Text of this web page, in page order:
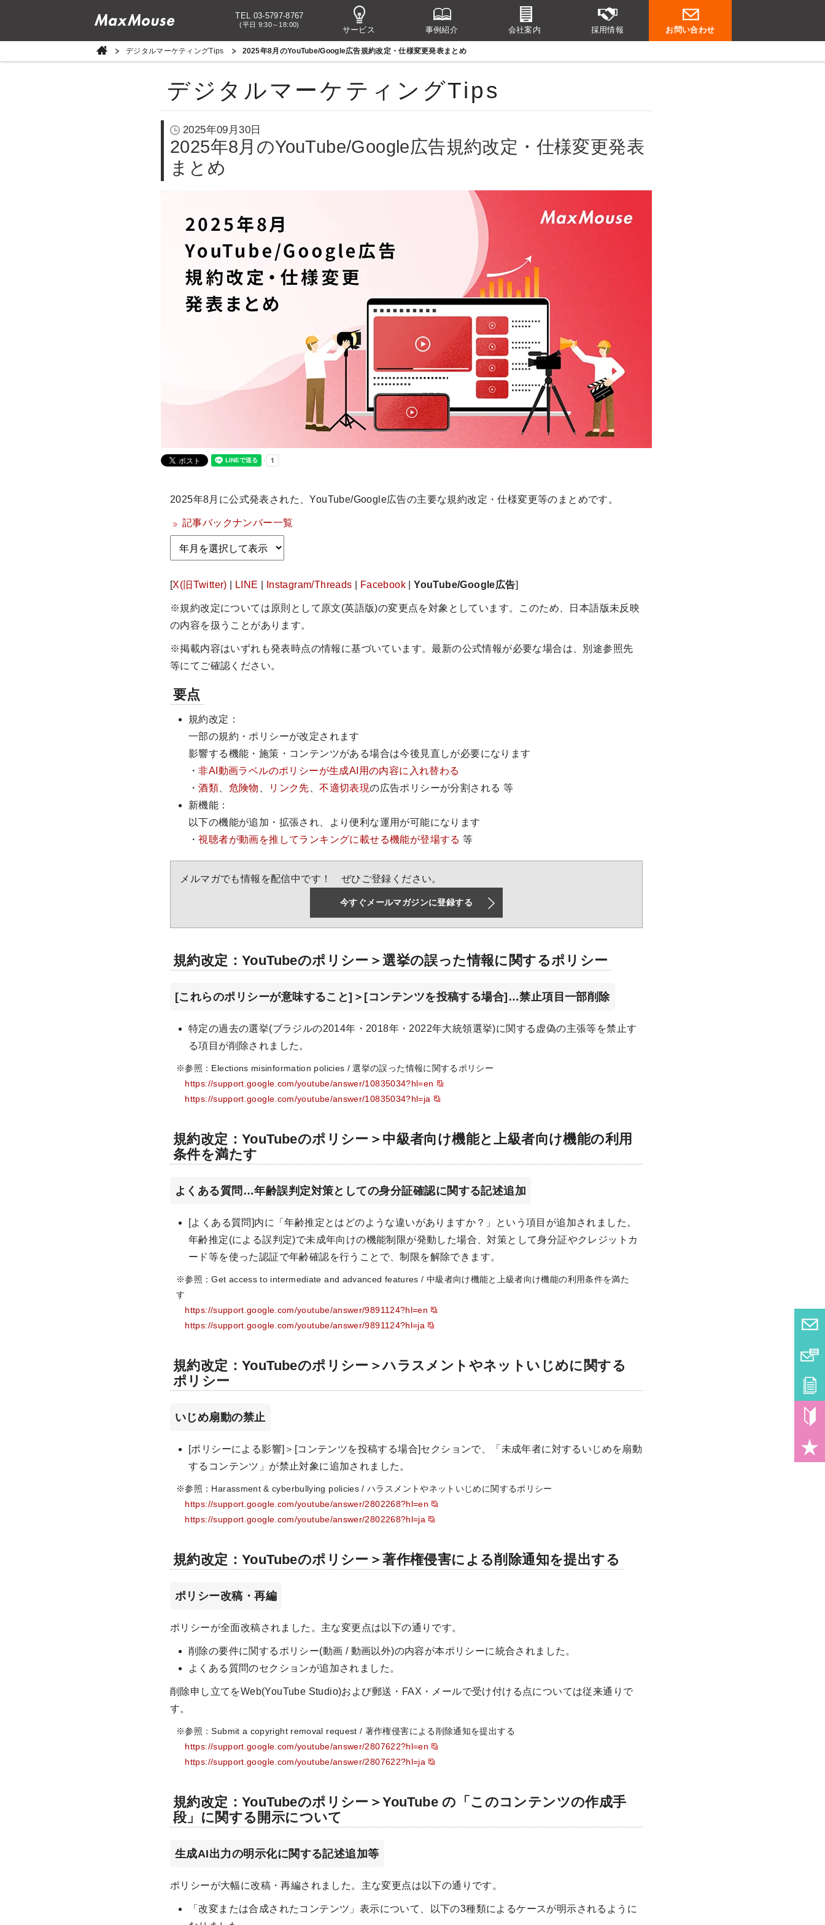
TEL 03-5797-8767
(平日 9:30～18:00)
サービス 事例紹介 会社案内 採用情報 お問い合わせ
デジタルマーケティングTips 2025年8月のYouTube/Google広告規約改定・仕様変更発表まとめ
デジタルマーケティングTips
2025年09月30日
2025年8月のYouTube/Google広告規約改定・仕様変更発表
まとめ
2025年8月に公式発表された、YouTube/Google広告の主要な規約改定・仕様変更等のまとめです。
記事バックナンバー一覧
[X(旧Twitter) LINE Instagram/Threads Facebook |YouTube/Google広告]
※規約改定については原則として原文(英語版)の変更点を対象としています。このため、日本語版未反映
の内容を扱うことがあります。
※掲載内容はいずれも発表時点の情報に基づいています。最新の公式情報が必要な場合は、別途参照先
等にてご確認ください。
要点
規約改定：
一部の規約・ポリシーが改定されます
影響する機能・施策・コンテンツがある場合は今後見直しが必要になります
・非AI動画ラベルのポリシーが生成AI用の内容に入れ替わる
・酒類 危険物 リンク先 、不適切表現の広告ポリシーが分割される 等
新機能：
以下の機能が追加・拡張され、より便利な運用が可能になります
・視聴者が動画を推してランキングに載せる機能が登場する 等
メルマガでも情報を配信中です！ ぜひご登録ください。
今すぐメールマガジンに登録する
規約改定：YouTubeのポリシー＞選挙の誤った情報に関するポリシー
[これらのポリシーが意味すること]＞[コンテンツを投稿する場合]…禁止項目一部削除
特定の過去の選挙(ブラジルの2014年・2018年・2022年大統領選挙)に関する虚偽の主張等を禁止す
る項目が削除されました。
※参照：Elections misinformation policies / 選挙の誤った情報に関するポリシー
https://support.google.com/youtube/answer/10835034?hl=en
https://support.google.com/youtube/answer/10835034?hl=ja
規約改定：YouTubeのポリシー＞中級者向け機能と上級者向け機能の利用
条件を満たす
よくある質問…年齢誤判定対策としての身分証確認に関する記述追加
[よくある質問]内に「年齢推定とはどのような違いがありますか？」という項目が追加されました。
年齢推定(による誤判定)で未成年向けの機能制限が発動した場合、対策として身分証やクレジットカ
ード等を使った認証で年齢確認を行うことで、制限を解除できます。
※参照：Get access to intermediate and advanced features / 中級者向け機能と上級者向け機能の利用条件を満た
す
https://support.google.com/youtube/answer/9891124?hl=en
https://support.google.com/youtube/answer/9891124?hl=ja
規約改定：YouTubeのポリシー＞ハラスメントやネットいじめに関する
ポリシー
いじめ扇動の禁止
[ポリシーによる影響]＞[コンテンツを投稿する場合]セクションで、「未成年者に対するいじめを扇動
するコンテンツ」が禁止対象に追加されました。
※参照：Harassment & cyberbullying policies / ハラスメントやネットいじめに関するポリシー
https://support.google.com/youtube/answer/2802268?hl=en
https://support.google.com/youtube/answer/2802268?hl=ja
規約改定：YouTubeのポリシー＞著作権侵害による削除通知を提出する
ポリシー改稿・再編
ポリシーが全面改稿されました。主な変更点は以下の通りです。
削除の要件に関するポリシー(動画 / 動画以外)の内容が本ポリシーに統合されました。
よくある質問のセクションが追加されました。
削除申し立てをWeb(YouTube Studio)および郵送・FAX・メールで受け付ける点については従来通りで
す。
※参照：Submit a copyright removal request / 著作権侵害による削除通知を提出する
https://support.google.com/youtube/answer/2807622?hl=en
https://support.google.com/youtube/answer/2807622?hl=ja
規約改定：YouTubeのポリシー＞YouTube の「このコンテンツの作成手
段」に関する開示について
生成AI出力の明示化に関する記述追加等
ポリシーが大幅に改稿・再編されました。主な変更点は以下の通りです。
「改変または合成されたコンテンツ」表示について、以下の3種類によるケースが明示されるように